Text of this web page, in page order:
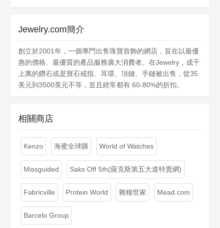
Jewelry.com簡介
創立於2001年，一個專門出售珠寶首飾的網店，旨在以最優
惠的價格、最優質的產品服務廣大消費者。在Jewelry，成千
上萬的鑽石或是寶石戒指、耳環、項鏈、手鏈被出售，從35
美元到3500美元不等，並且經常都有 60-80%的折扣。
相關商店
Kenzo 海蜜全球購 World of Watches
Missguided Saks Off 5th(薩克斯第五大道特賣網)
Fabricville Protein World 雜糧世家 Mead.com
Barcelo Group